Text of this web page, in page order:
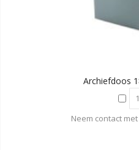
Archiefdoos
Neem contact